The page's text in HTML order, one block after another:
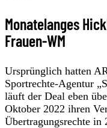
Monatelanges
Frauen-WM
Ursprünglich hatten
Sportrechte-Agentur
läuft der Deal eben
Oktober 2022 ihren
Übertragungsrechte in